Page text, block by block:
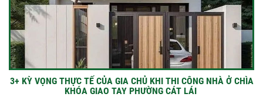
3+ KỲ VỌNG THỰC TẾ CỦA GIA CHỦ KHI THI CÔNG NHÀ Ở CHÌA
KHÓA GIAO TAY PHƯỜNG CÁT LÁI